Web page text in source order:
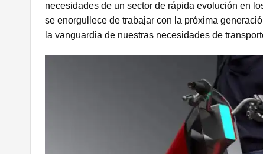
necesidades de un sector de rápida evolución en
se enorgullece de trabajar con la próxima
la vanguardia de nuestras necesidades de